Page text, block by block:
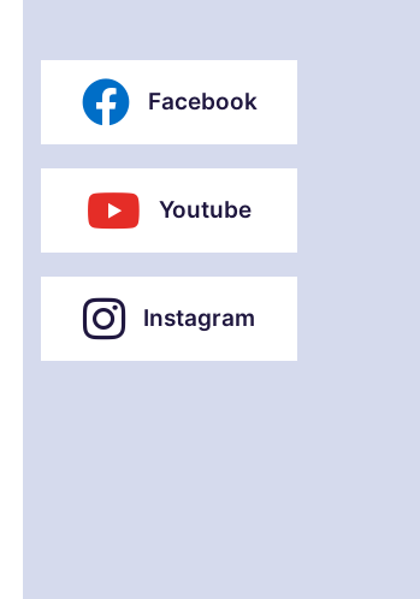
Facebook
Youtube
Instagram